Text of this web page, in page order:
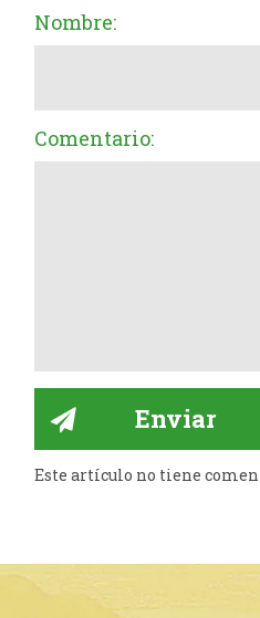
Nombre:
Comentario:
Este artículo no tiene